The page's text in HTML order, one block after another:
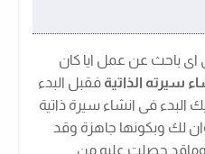
اى باحث عن عمل ايا كان
سيرته الذاتية فقبل البدء
البدء فى انشاء سيرة ذاتية
لك وبكونها جاهزة وقد
وماقد حصلت عليه من